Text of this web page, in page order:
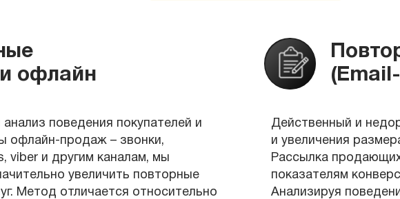
офлайн
поведения покупателей и
офлайн-продаж – звонки,
viber и другим каналам, мы
увеличить повторные
Метод отличается относительно
Действенный и
и увеличения
Рассылка
показателям
Анализируя